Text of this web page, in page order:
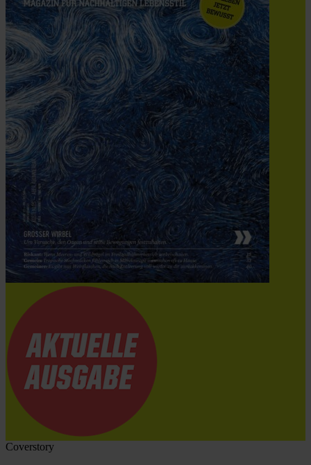
Coverstory